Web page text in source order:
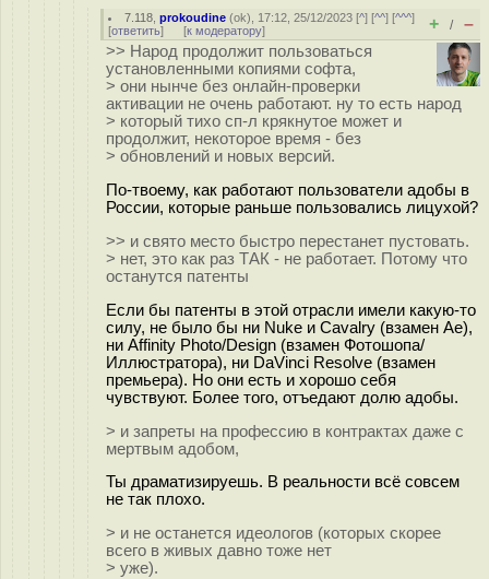
7.118 ,prokoudine (ok), 17:12, 25/12/2023 [^] [^^] [^^^]
[ответить] [к модератору] + / –
>> Народ продолжит пользоваться
установленными копиями софта,
> они нынче без онлайн-проверки
активации не очень работают. ну то есть народ
> который тихо сп-л крякнутое может и
продолжит, некоторое время - без
> обновлений и новых версий.
По-твоему, как работают пользователи адобы в
России, которые раньше пользовались лицухой?
>> и свято место быстро перестанет пустовать.
> нет, это как раз ТАК - не работает. Потому что
останутся патенты
Если бы патенты в этой отрасли имели какую-то
силу, не было бы ни Nuke и Cavalry (взамен Ae),
ни Affinity Photo/Design (взамен Фотошопа/
Иллюстратора), ни DaVinci Resolve (взамен
премьера). Но они есть и хорошо себя
чувствуют. Более того, отъедают долю адобы.
> и запреты на профессию в контрактах даже с
мертвым адобом,
Ты драматизируешь. В реальности всё совсем
не так плохо.
> и не останется идеологов (которых скорее
всего в живых давно тоже нет
> уже).